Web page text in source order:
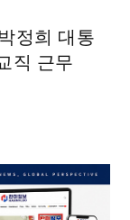
정희 대통
직 근무